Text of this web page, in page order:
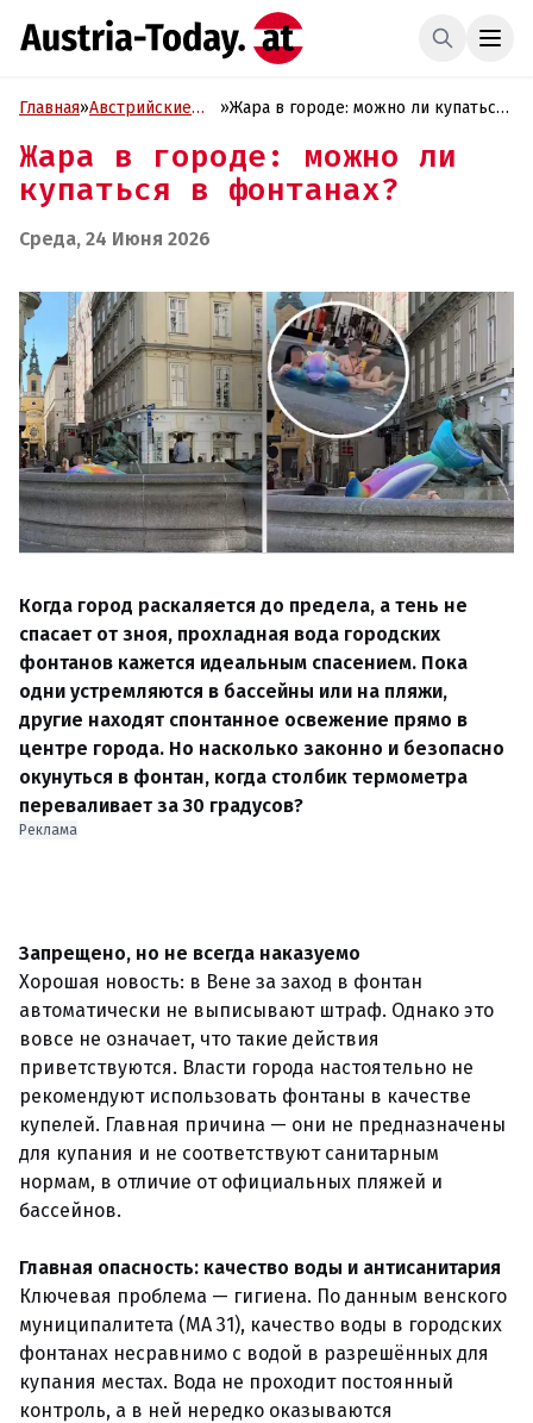
Главная»Австрийские
»Жара в городе: можно ли купаться
Жара в городе: можно ли
купаться в фонтанах?
Среда, 24 Июня 2026
Когда город раскаляется до предела, а тень не
спасает от зноя, прохладная вода городских
фонтанов кажется идеальным спасением. Пока
одни устремляются в бассейны или на пляжи,
другие находят спонтанное освежение прямо в
центре города. Но насколько законно и безопасно
окунуться в фонтан, когда столбик термометра
переваливает за 30 градусов?
Реклама
Запрещено, но не всегда наказуемо
Хорошая новость: в Вене за заход в фонтан
автоматически не выписывают штраф. Однако это
вовсе не означает, что такие действия
приветствуются. Власти города настоятельно не
рекомендуют использовать фонтаны в качестве
купелей. Главная причина — они не предназначены
для купания и не соответствуют санитарным
нормам, в отличие от официальных пляжей и
бассейнов.
Главная опасность: качество воды и антисанитария
Ключевая проблема — гигиена. По данным венского
муниципалитета (MA 31), качество воды в городских
фонтанах несравнимо с водой в разрешённых для
купания местах. Вода не проходит постоянный
контроль, а в ней нередко оказываются